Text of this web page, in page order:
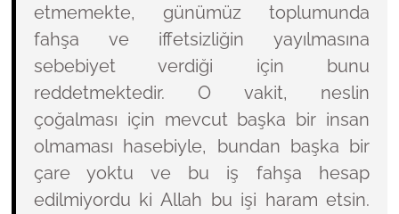
etmemekte, günümüz toplumunda
fahşa ve iffetsizliğin yayılmasına
sebebiyet verdiği için bunu
reddetmektedir. O vakit, neslin
çoğalması için mevcut başka bir insan
olmaması hasebiyle, bundan başka bir
çare yoktu ve bu iş fahşa hesap
edilmiyordu ki Allah bu işi haram etsin.